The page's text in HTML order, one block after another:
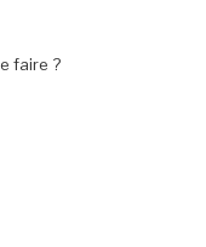
faire ?